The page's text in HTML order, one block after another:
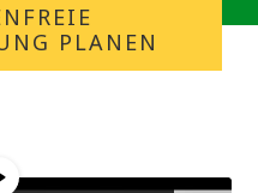
PLANEN